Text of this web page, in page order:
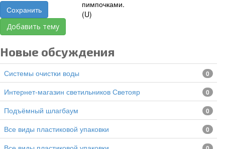
Сохранить
Добавить тему
Новые обсуждения
Системы очистки воды 0
Интернет-магазин светильников Светояр 0
подъёмный шлагбаум 0
все виды пластиковой упаковки 0